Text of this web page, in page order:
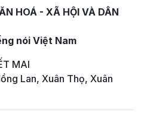
HOÁ - XÃ HỘI VÀ DÂN
nói Việt Nam
MAI
Lan, Xuân Thọ, Xuân